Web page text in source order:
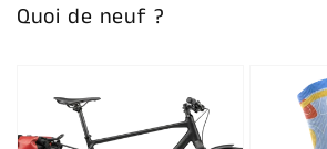
Quoi de neuf ?